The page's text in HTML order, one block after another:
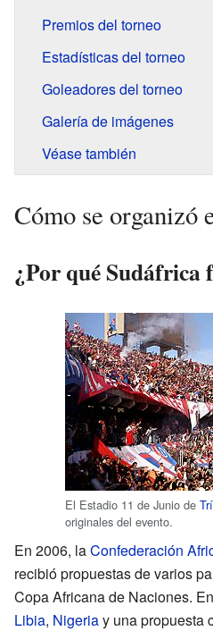
Premios del torneo
Estadísticas del torneo
Goleadores del torneo
Galería de imágenes
Véase también
Cómo se organizó
¿Por qué Sudáfrica
El Estadio 11 de Junio de
originales del evento.
En 2006, laConfederación
recibió propuestas de varios
Copa Africana de Naciones.
Libia, Nigeriay una propuesta